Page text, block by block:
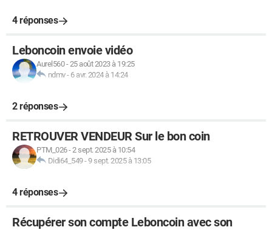
4 réponses
Leboncoin envoie vidéo
Aurel560-25 août 2023 à 19:25
ndmv- 6 avr. 2024 à 14:24
2 réponses
RETROUVER VENDEUR Sur le bon coin
PTM_026-2 sept. 2025 à 10:54
Didi64_549-9 sept. 2025 à 13:05
4 réponses
Récupérer son compte Leboncoin avec son